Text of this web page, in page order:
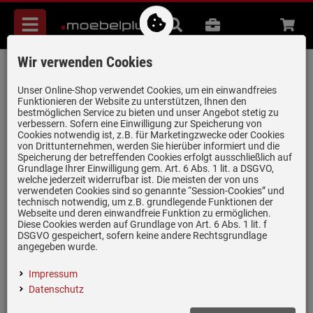
Menü
Suche
B2B Beratung
Systemceram Mera Double Nigra
Keramikspüle Excenterbetätigung
Artikel-Nummer:19950181 | Herstellernummer: 5079 02 87 |
EAN:4050697055971
Wir verwenden Cookies
Unser Online-Shop verwendet Cookies, um ein einwandfreies
Funktionieren der Website zu unterstützen, Ihnen den
bestmöglichen Service zu bieten und unser Angebot stetig zu
verbessern. Sofern eine Einwilligung zur Speicherung von
Cookies notwendig ist, z.B. für Marketingzwecke oder Cookies
von Drittunternehmen, werden Sie hierüber informiert und die
Speicherung der betreffenden Cookies erfolgt ausschließlich auf
Grundlage Ihrer Einwilligung gem. Art. 6 Abs. 1 lit. a DSGVO,
welche jederzeit widerrufbar ist. Die meisten der von uns
verwendeten Cookies sind so genannte “Session-Cookies” und
technisch notwendig, um z.B. grundlegende Funktionen der
Webseite und deren einwandfreie Funktion zu ermöglichen.
Diese Cookies werden auf Grundlage von Art. 6 Abs. 1 lit. f
DSGVO gespeichert, sofern keine andere Rechtsgrundlage
angegeben wurde.
Impressum
Datenschutz